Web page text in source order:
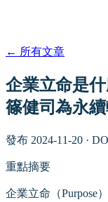
← 所有文章
企業立命是
篠健司為永
發布 2024-11-20 ·
重點摘要
企業立命（Purpose